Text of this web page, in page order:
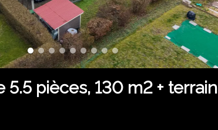
pièces, 130 m2 + terrain